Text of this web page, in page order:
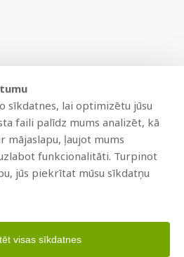
sīkdatnes, lai optimizētu jūsu
faili palīdz mums analizēt, kā
mājaslapu, ļaujot mums
funkcionalitāti. Turpinot
jūs piekrītat mūsu sīkdatņu
visas sīkdatnes